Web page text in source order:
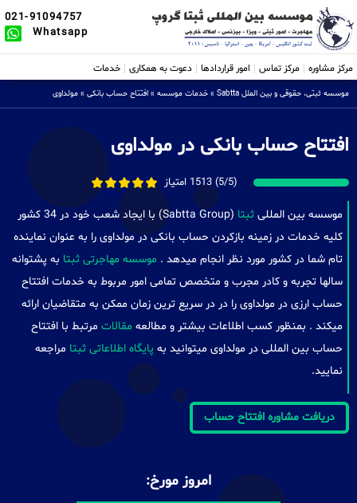
021-91094757
Whatsapp
مرکز مشاوره مرکز تماس امور قراردادها دعوت به همکاری خدمات
موسسه ثبتی، حقوقی و بین الملل Sabtta » خدمات موسسه » افتتاح حساب بانکی » مولداوی
افتتاح حساب بانکی در مولداوی
(5/5) 1513 امتیاز
موسسه بین المللی ثبتا
(Sabtta Group) با ایجاد شعب خود در 34 کشور
کلیه خدمات در زمینه بازکردن حساب بانکی در مولداوی را به عنوان نماینده
تام شما در کشور مورد نظر انجام میدهد . موسسه مهاجرتی ثبتا به پشتوانه
سالها تجربه و کادر مجرب و متخصص تمامی امور مربوط به خدمات افتتاح
حساب ارزی در مولداوی را در در سریع ترین زمان ممکن به متقاضیان ارائه
میکند . بمنظور کسب اطلاعات بیشتر و مطالعه مقالات مرتبط با افتتاح
حساب بین المللی در مولداوی میتوانید به پایگاه اطلاعاتی ثبتا مراجعه
نمایید.
دریافت مشاوره افتتاح حساب
امروز مورخ: